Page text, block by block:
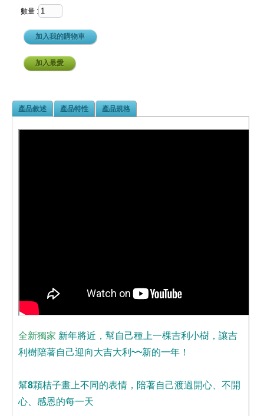
數量 :
加入我的購物車
加入最愛
產品敘述 產品特性 產品規格
全新獨家 新年將近，幫自己種上一棵吉利小樹，讓吉
利樹陪著自己迎向大吉大利~~新的一年！
幫8顆桔子畫上不同的表情，陪著自己渡過開心、不開
心、感恩的每一天